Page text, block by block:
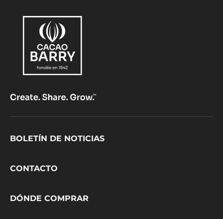
Footer
BOLETÍN DE NOTICIAS
CONTACTO
DÓNDE COMPRAR